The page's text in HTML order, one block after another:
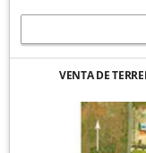
VENTA DE